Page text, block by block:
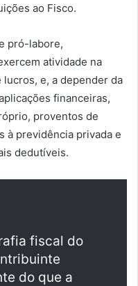
ao Fisco.
pró-labore,
atividade na
e, a depender da
financeiras,
proventos de
à previdência privada e
dedutíveis.
fiscal do
do que a